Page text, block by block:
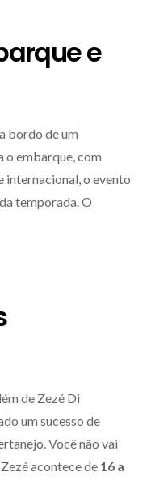
e
bordo de um
o embarque, com
internacional, o evento
temporada. O
de Zezé Di
um sucesso de
Você não vai
acontece de 16 a